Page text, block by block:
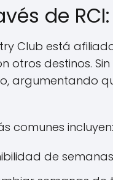
de
Club está
otros destinos.
argumentando
comunes incluyen:
de